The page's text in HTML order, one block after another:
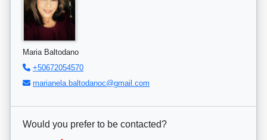
Maria Baltodano
+50672054570
marianela.baltodanoc@gmail.com
Would you prefer to be contacted?